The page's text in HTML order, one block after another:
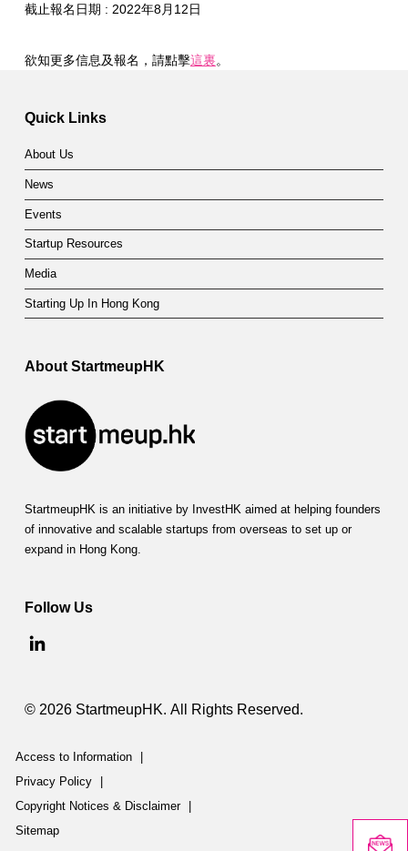
截止報名日期 : 2022年8月12日
欲知更多信息及報名，請點擊這裏。
Quick Links
About Us
News
Events
Startup Resources
Media
Starting Up In Hong Kong
About StartmeupHK
StartmeupHK is an initiative by InvestHK aimed at helping founders
of innovative and scalable startups from overseas to set up or
expand in Hong Kong.
Follow Us
© 2026 StartmeupHK. All Rights Reserved.
Access to Information
Privacy Policy
Copyright Notices & Disclaimer
Sitemap